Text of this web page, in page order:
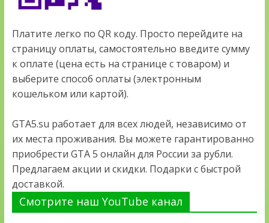
Платите легко по QR коду. Просто перейдите на
страницу оплаты, самостоятельно введите сумму
к оплате (цена есть на странице с товаром) и
выберите способ оплаты (электронным
кошельком или картой).
GTA5.su работает для всех людей, независимо от
их места проживания. Вы можете гарантированно
приобрести GTA 5 онлайн для России за рубли.
Предлагаем акции и скидки. Подарки с быстрой
доставкой.
Смотрите наш YouTube канал